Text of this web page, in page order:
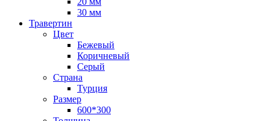
30 мм
Травертин
Цвет
Бежевый
Коричневый
Серый
Страна
Турция
Размер
600*300